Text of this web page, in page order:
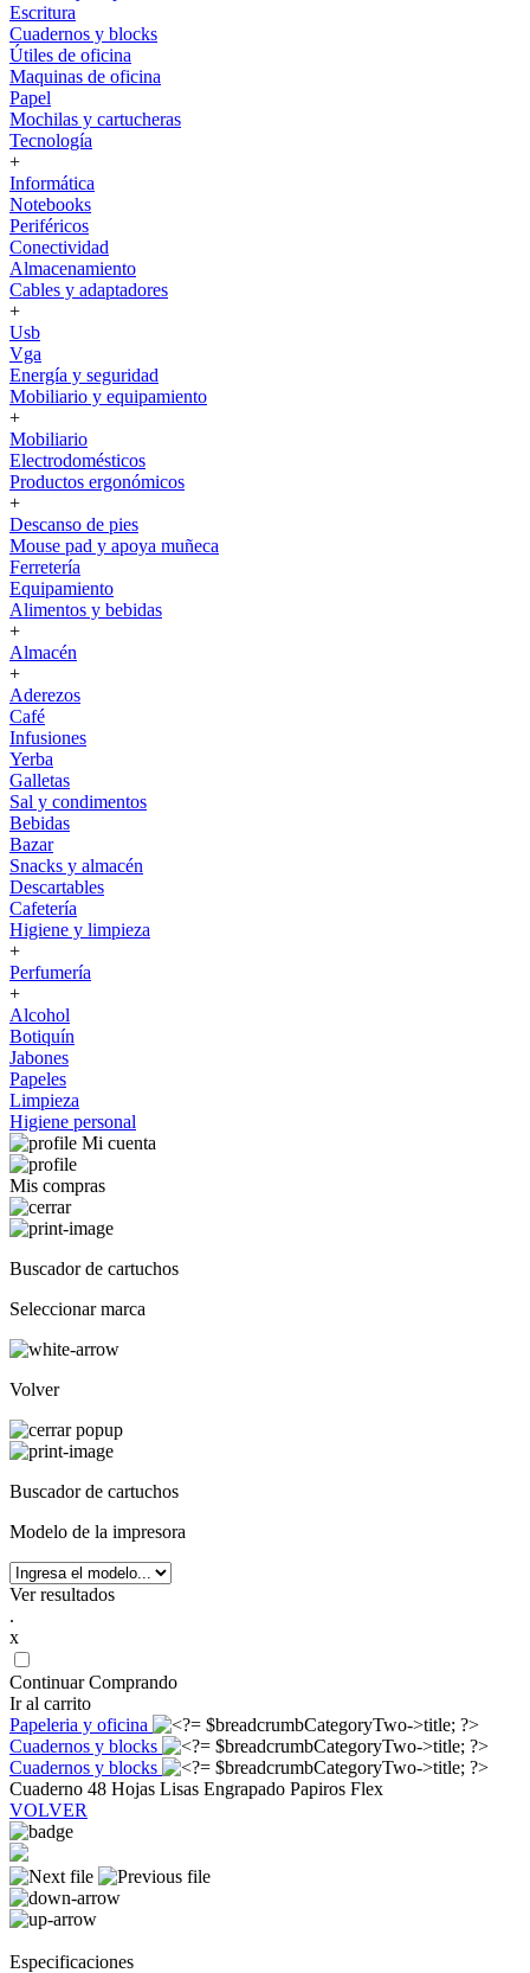
Escritura
Cuadernos y blocks
Útiles de oficina
Maquinas de oficina
Papel
Mochilas y cartucheras
Tecnología
+
Informática
Notebooks
Periféricos
Conectividad
Almacenamiento
Cables y adaptadores
+
Usb
Vga
Energía y seguridad
Mobiliario y equipamiento
+
Mobiliario
Electrodomésticos
Productos ergonómicos
+
Descanso de pies
Mouse pad y apoya muñeca
Ferretería
Equipamiento
Alimentos y bebidas
+
Almacén
+
Aderezos
Café
Infusiones
Yerba
Galletas
Sal y condimentos
Bebidas
Bazar
Snacks y almacén
Descartables
Cafetería
Higiene y limpieza
+
Perfumería
+
Alcohol
Botiquín
Jabones
Papeles
Limpieza
Higiene personal
Mi cuenta
Mis compras
Buscador de cartuchos
Seleccionar marca
Volver
Buscador de cartuchos
Modelo de la impresora
Ver resultados
.
x
Continuar Comprando
Ir al carrito
Papeleria y oficina
Cuadernos y blocks
Cuadernos y blocks
Cuaderno 48 Hojas Lisas Engrapado Papiros Flex
VOLVER
Especificaciones